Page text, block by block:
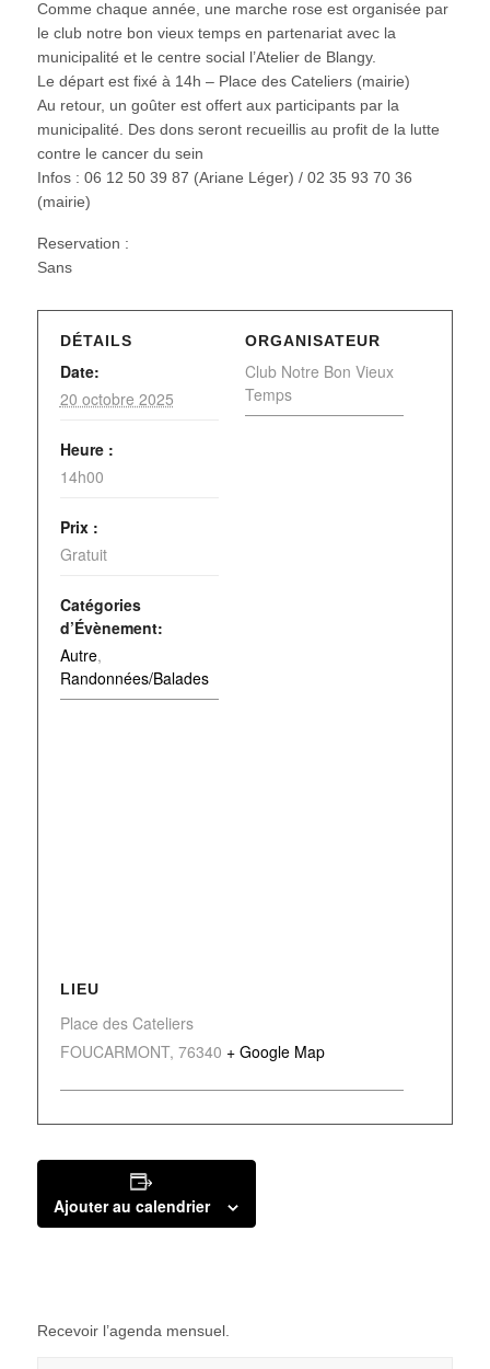
Comme chaque année, une marche rose est organisée par
le club notre bon vieux temps en partenariat avec la
municipalité et le centre social l’Atelier de Blangy.
Le départ est fixé à 14h – Place des Cateliers (mairie)
Au retour, un goûter est offert aux participants par la
municipalité. Des dons seront recueillis au profit de la lutte
contre le cancer du sein
Infos : 06 12 50 39 87 (Ariane Léger) / 02 35 93 70 36
(mairie)
Reservation :
Sans
DÉTAILS
Date:
20 octobre 2025
Heure :
14h00
Prix :
Gratuit
Catégories
d’Évènement:
Autre,
Randonnées/Balades
ORGANISATEUR
Club Notre Bon Vieux
Temps
LIEU
Place des Cateliers
FOUCARMONT, 76340 + Google Map
Ajouter au calendrier
Recevoir l’agenda mensuel.